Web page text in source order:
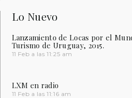
Lo Nuevo
Lanzamiento de Locas por el
Turismo de Uruguay, 2015.
11 Feb a las 11:25 am
LXM en radio
11 Feb a las 11:16 am